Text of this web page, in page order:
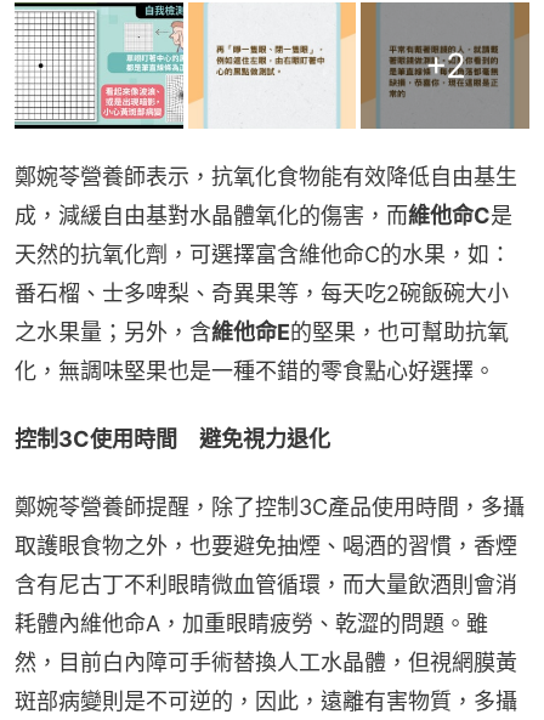
+2
鄭婉苓營養師表示，抗氧化食物能有效降低自由基生
成，減緩自由基對水晶體氧化的傷害，而維他命C是
天然的抗氧化劑，可選擇富含維他命C的水果，如：
番石榴、士多啤梨、奇異果等，每天吃2碗飯碗大小
之水果量；另外，含維他命E的堅果，也可幫助抗氧
化，無調味堅果也是一種不錯的零食點心好選擇。
控制3C使用時間　避免視力退化
鄭婉苓營養師提醒，除了控制3C產品使用時間，多攝
取護眼食物之外，也要避免抽煙、喝酒的習慣，香煙
含有尼古丁不利眼睛微血管循環，而大量飲酒則會消
耗體內維他命A，加重眼睛疲勞、乾澀的問題。雖
然，目前白內障可手術替換人工水晶體，但視網膜黃
斑部病變則是不可逆的，因此，遠離有害物質，多攝